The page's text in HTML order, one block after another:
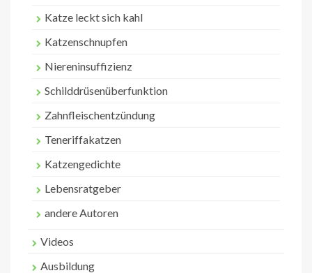
Katze leckt sich kahl
Katzenschnupfen
Niereninsuffizienz
Schilddrüsenüberfunktion
Zahnfleischentzündung
Teneriffakatzen
Katzengedichte
Lebensratgeber
andere Autoren
Videos
Ausbildung